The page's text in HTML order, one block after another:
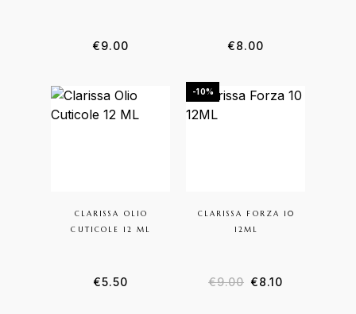
€9.00 €8.00
CLARISSA OLIO
CUTICOLE 12 ML
€5.50
-10%
CLARISSA FORZA 10
12ML
€9.00 Il prezzo
€8.10Il prezzo